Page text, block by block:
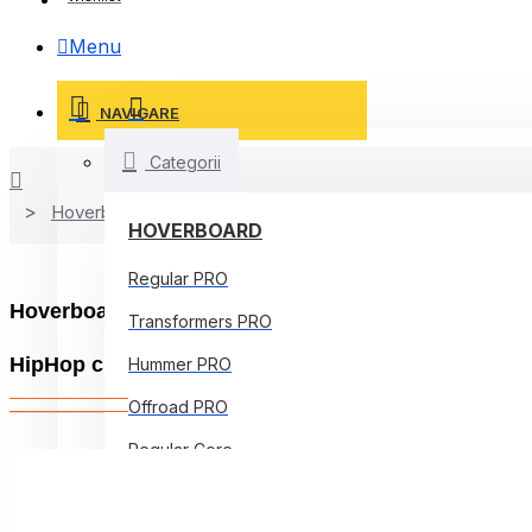
Menu
NAVIGARE
Categorii
HOVERBOARD
Regular PRO
Transformers PRO
Hummer PRO
Offroad PRO
Regular Core
Hoverboard
Hoverboard cu Boxe Bluetooth, Lumini LED si
HipHop cu maner